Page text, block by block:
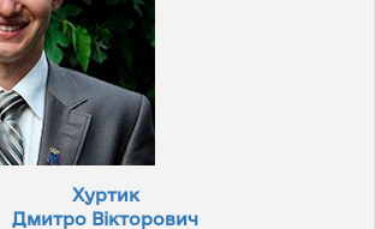
Хуртик
Дмитро Вікторович